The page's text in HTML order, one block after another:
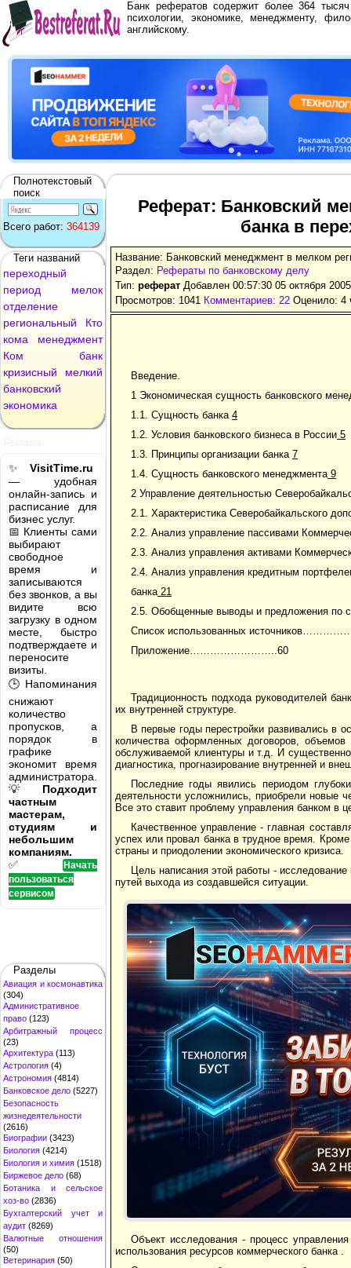
Банк рефератов содержит более 364
психологии, экономике, менеджменту,
английскому.
Полнотекстовый
поиск
Всего работ: 364139
Теги названий
переходный
период
мелок
отделение
региональный
Кто
кома
менеджмент
Ком
банк
кризисный
мелкий
банковский
экономика
✨ VisitTime.ru
— удобная
онлайн-запись и
расписание для
бизнес услуг.
📅 Клиенты сами
выбирают
свободное
время и
записываются
без звонков, а вы
видите всю
загрузку в одном
месте, быстро
подтверждаете и
переносите
визиты.
🕒 Напоминания
снижают
количество
пропусков, а
порядок в
графике
экономит время
администратора.
💡 Подходит
частным
мастерам,
студиям и
небольшим
компаниям.
✅
Начать
пользоваться
сервисом
Разделы
Авиация и космонавтика
(304)
Административное
право (123)
Арбитражный процесс
(23)
Архитектура (113)
Астрология (4)
Астрономия (4814)
Банковское дело (5227)
Безопасность
жизнедеятельности
(2616)
Биографии (3423)
Биология (4214)
Биология и химия (1518)
Биржевое дело (68)
Ботаника и сельское
хоз-во (2836)
Бухгалтерский учет и
аудит (8269)
Валютные отношения
(50)
Ветеринария (50)
Реферат: Банковский
банка в
Название: Банковский менеджмент в мелком
Раздел: Рефераты по банковскому делу
Тип: реферат Добавлен 00:57:30 05 октября
Просмотров: 1041 Комментариев: 22 Оценило: 4
Введение.
1 Экономическая сущность банковского
1.1. Сущность банка 4
1.2. Условия банковского бизнеса в России 5
1.3. Принципы организации банка 7
1.4. Сущность банковского менеджмента9
2 Управление деятельностью
2.1. Характеристика Северобайкальского
2.2. Анализ управление пассивами
2.3. Анализ управления активами
2.4. Анализ управления кредитным
банка21
2.5. Обобщенные выводы и предложения по
Список использованных
Приложение……………………..60
Традиционность подхода руководителей
их внутренней структуре.
В первые годы перестройки развивались в
количества оформленных договоров,
обслуживаемой клиентуры и т.д. И
диагностика, прогназирование внутренней и
Последние годы явились периодом
деятельности усложнились, приобрели новые
Все это ставит проблему управления банком в
Качественное управление - главная
успех или провал банка в трудное время.
страны и приодолении экономического кризиса.
Цель написания этой работы -
путей выхода из создавшейся ситуации.
Объект исследования - процесс
использования ресурсов коммерческого банка .